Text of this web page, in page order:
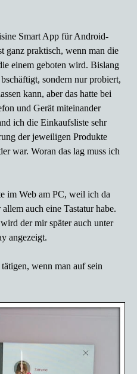
Smart App für Android-
ganz praktisch, wenn man die
einem geboten wird. Bislang
sondern nur probiert,
kann, aber das hatte bei
und Gerät miteinander
ich die Einkaufsliste sehr
der jeweiligen Produkte
war. Woran das lag muss ich
im Web am PC, weil ich da
auch eine Tastatur habe.
der mir später auch unter
angezeigt.
wenn man auf sein